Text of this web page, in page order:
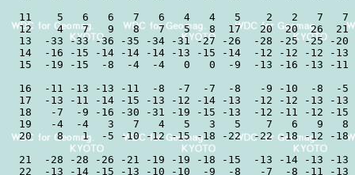
11    5   6   6   7   6   4   4   5    2   2   7
12    4   7   9   8   7   5   8  17   20  20  26  21
13  -33 -33 -36 -35 -34 -31 -27 -26  -28 -25 -25 -
14  -16 -15 -14 -14 -14 -13 -15 -14  -12 -12 -12 -
15  -19 -15  -8  -4  -4   0   0  -9  -13 -16 -13 -11
16  -11 -13 -13 -11  -8  -7  -7  -8   -9 -10  -8  -
17  -13 -11 -14 -15 -13 -12 -14 -13  -12 -12 -13
18   -7  -9 -16 -30 -31 -19 -15 -13  -12 -11 -12 -
19   -4  -4   3   7   4   5   3   5    7   6   9
20    8   1  -5 -10 -12 -15 -18 -22  -22 -18 -12 -18
21  -28 -28 -26 -21 -19 -19 -18 -15  -13 -14 -13 -
22  -13 -14 -15 -13 -10 -10  -9  -8   -7  -8 -11 -